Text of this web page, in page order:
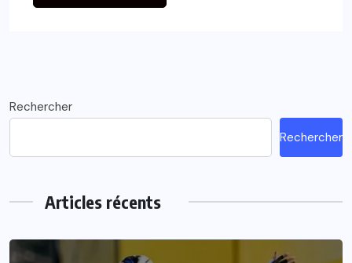
Rechercher
Rechercher
Articles récents